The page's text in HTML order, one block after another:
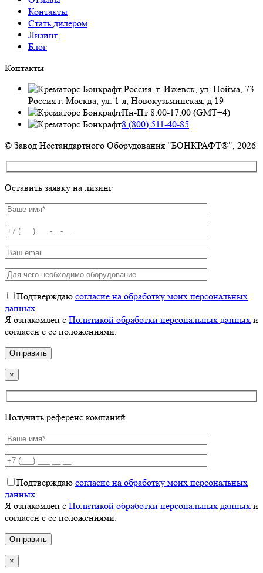
Контакты
Стать дилером
Лизинг
Блог
Контакты
Россия, г. Ижевск, ул. Пойма, 73
Россия г. Москва, ул. 1-я, Новокузьминская, д 19
Пн-Пт 8:00-17:00 (GMT+4)
8 (800) 511-40-85
© Завод Нестандартного Оборудования "БОНКРАФТ®", 2026
Оставить заявку на лизинг
Подтверждаю согласие на обработку моих персональных
данных.
Я ознакомлен с Политикой обработки персональных данных и
согласен с ее положениями.
×
Получить референс компаний
Подтверждаю согласие на обработку моих персональных
данных
Я ознакомлен с Политикой обработки персональных данных и
согласен с ее положениями.
×